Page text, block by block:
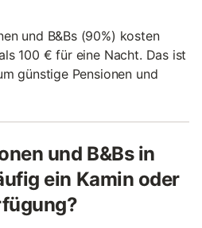
und B&Bs (90%) kosten
100 € für eine Nacht. Das ist
günstige Pensionen und
und B&Bs in
ein Kamin oder